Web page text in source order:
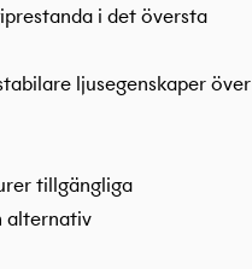
i det översta
ljusegenskaper över
tillgängliga
alternativ